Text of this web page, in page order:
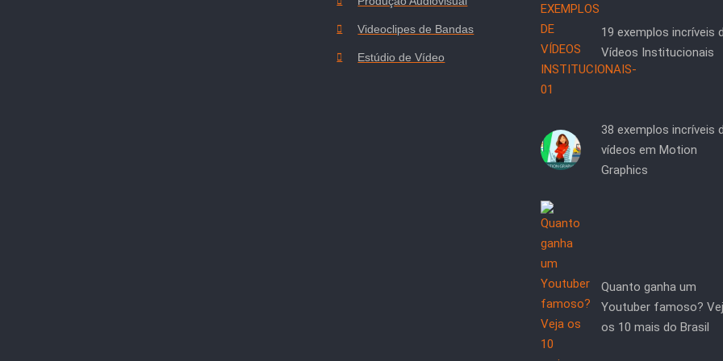
Videoclipes de Bandas
Estúdio de Vídeo
19 exemplos incríveis
Vídeos Institucionais
38 exemplos incríveis
vídeos em Motion
Graphics
Quanto ganha um
Youtuber famoso?
os 10 mais do Brasil